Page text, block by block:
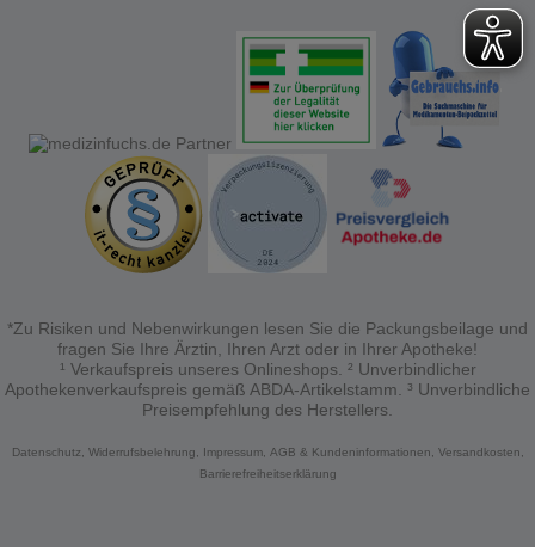
*Zu Risiken und Nebenwirkungen lesen Sie die Packungsbeilage und
fragen Sie Ihre Ärztin, Ihren Arzt oder in Ihrer Apotheke!
¹ Verkaufspreis unseres Onlineshops. ² Unverbindlicher
Apothekenverkaufspreis gemäß ABDA-Artikelstamm. ³ Unverbindliche
Preisempfehlung des Herstellers.
Datenschutz, Widerrufsbelehrung, Impressum, AGB & Kundeninformationen,
Versandkosten,
Barrierefreiheitserklärung